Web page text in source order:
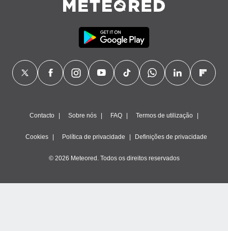
Contacto Sobre nós FAQ Termos de utilização
Cookies Política de privacidade Definições de privacidade
© 2026 Meteored. Todos os direitos reservados